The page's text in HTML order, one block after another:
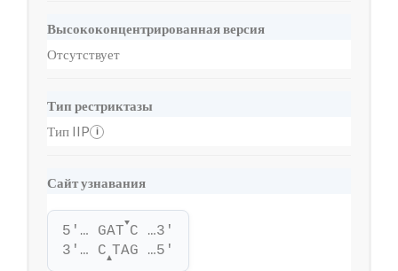
Высококонцентрированная версия
Отсутствует
Тип рестриктазы
Тип IIP
i
Сайт узнавания
5'… GAT
▼
C …3'
3'… C▲TAG …5'